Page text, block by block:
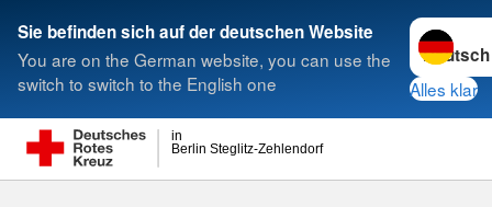
Sie befinden sich auf der deutschen Website
You are on the German website, you can use the
switch to switch to the English one
Sprache
Alles klar
Berlin Steglitz-Zehlendorf
in
Suche